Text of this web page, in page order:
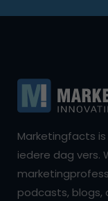
Marketingfacts
iedere dag vers.
podcasts, blogs,